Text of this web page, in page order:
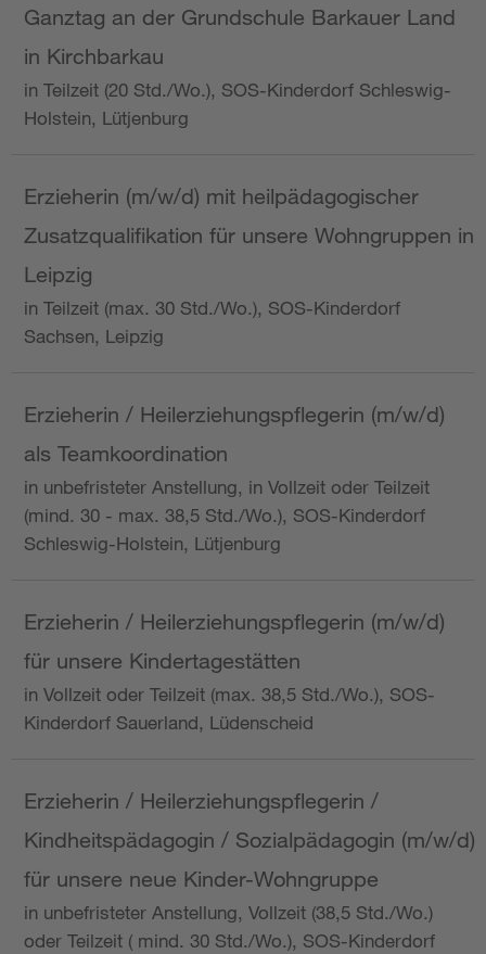
Ganztag an der Grundschule Barkauer Land
in Kirchbarkau
in Teilzeit (20 Std./Wo.), SOS-Kinderdorf Schleswig-
Holstein, Lütjenburg
Erzieherin (m/w/d) mit heilpädagogischer
Zusatzqualifikation für unsere Wohngruppen in
Leipzig
in Teilzeit (max. 30 Std./Wo.), SOS-Kinderdorf
Sachsen, Leipzig
Erzieherin / Heilerziehungspflegerin (m/w/d)
als Teamkoordination
in unbefristeter Anstellung, in Vollzeit oder Teilzeit
(mind. 30 - max. 38,5 Std./Wo.), SOS-Kinderdorf
Schleswig-Holstein, Lütjenburg
Erzieherin / Heilerziehungspflegerin (m/w/d)
für unsere Kindertagestätten
in Vollzeit oder Teilzeit (max. 38,5 Std./Wo.), SOS-
Kinderdorf Sauerland, Lüdenscheid
Erzieherin / Heilerziehungspflegerin /
Kindheitspädagogin / Sozialpädagogin (m/w/d)
für unsere neue Kinder-Wohngruppe
in unbefristeter Anstellung, Vollzeit (38,5 Std./Wo.)
oder Teilzeit ( mind. 30 Std./Wo.), SOS-Kinderdorf